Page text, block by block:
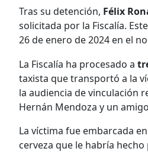
Tras su detención, Félix
solicitada por la Fiscalía.
26 de enero de 2024 en el
La Fiscalía ha procesado a
taxista que transportó a la
la audiencia de vinculación
Hernán Mendoza y un
La víctima fue embarcada
cerveza que le habría